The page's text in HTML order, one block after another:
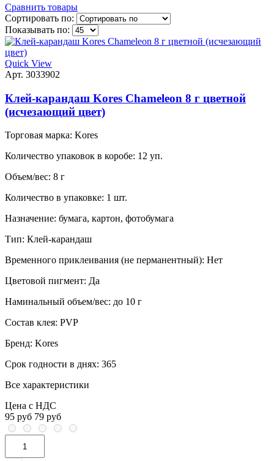
Сравнить товары
Сортировать по:
Показывать по:
Quick View
Арт. 3033902
Клей-карандаш Kores Chameleon 8 г цветной
(исчезающий цвет)
Торговая марка: Kores
Количество упаковок в коробе: 12 уп.
Объем/вес: 8 г
Количество в упаковке: 1 шт.
Назначение: бумага, картон, фотобумага
Тип: Клей-карандаш
Временного приклеивания (не перманентный): Нет
Цветовой пигмент: Да
Наминальный объем/вес: до 10 г
Состав клея: PVP
Бренд: Kores
Срок годности в днях: 365
Все характеристики
Цена с НДС
95 руб 79 руб